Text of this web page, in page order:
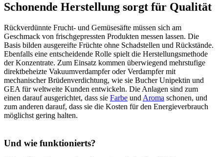
Schonende Herstellung sorgt für Qualität
Rückverdünnte Frucht- und Gemüsesäfte müssen sich am
Geschmack von frischgepressten Produkten messen lassen. Die
Basis bilden ausgereifte Früchte ohne Schadstellen und Rückstände.
Ebenfalls eine entscheidende Rolle spielt die Herstellungsmethode
der Konzentrate. Zum Einsatz kommen überwiegend mehrstufige
direktbeheizte Vakuumverdampfer oder Verdampfer mit
mechanischer Brüdenverdichtung, wie sie Bucher Unipektin und
GEA für weltweite Kunden entwickeln. Die Anlagen sind zum
einen darauf ausgerichtet, dass sie Farbe und Aroma schonen, und
zum anderen darauf, dass sie die Kosten für den Energieverbrauch
möglichst gering halten.
Und wie funktionierts?